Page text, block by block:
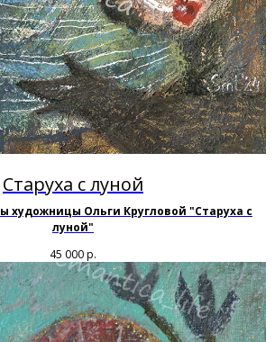
Старуха с луной
художницы Ольги Кругловой "Старуха с
луной"
45 000р.